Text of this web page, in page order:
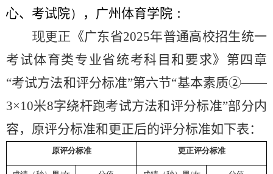
心、 考试院） ，广州体育学院 ：
现更正 《广东省2025年普通高校招生统一
考试体育类专业省统考科目和要求》第四章
“考试方法和评分标准”第六节“基本素质②——
3×10米8字绕杆跑考试方法和评分标准”部分内
容，原评分标准和更正后的评分标准如下表：
原评分标准 更正评分标准